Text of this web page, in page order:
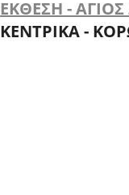
ΕΚΘΕΣΗ -
ΚΕΝΤΡΙΚΑ -